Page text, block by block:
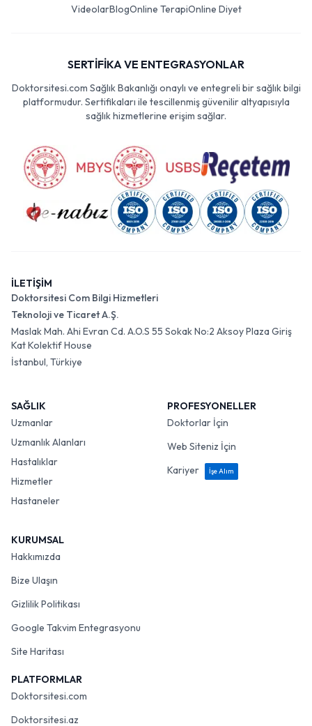
VideolarBlogOnline TerapiOnline Diyet
SERTİFİKA VE ENTEGRASYONLAR
Doktorsitesi.com Sağlık Bakanlığı onaylı ve entegreli bir sağlık bilgi
platformudur. Sertifikaları ile tescillenmiş güvenilir altyapısıyla
sağlık hizmetlerine erişim sağlar.
İLETİŞİM
Doktorsitesi Com Bilgi Hizmetleri
Teknoloji ve Ticaret A.Ş.
Maslak Mah. Ahi Evran Cd. A.O.S 55 Sokak No:2 Aksoy Plaza Giriş
Kat Kolektif House
İstanbul, Türkiye
SAĞLIK
Uzmanlar
Uzmanlık Alanları
Hastalıklar
Hizmetler
Hastaneler
PROFESYONELLER
Doktorlar İçin
Web Siteniz İçin
Kariyer
İşe Alım
KURUMSAL
Hakkımızda
Bize Ulaşın
Gizlilik Politikası
Google Takvim Entegrasyonu
Site Haritası
PLATFORMLAR
Doktorsitesi.com
Doktorsitesi.az